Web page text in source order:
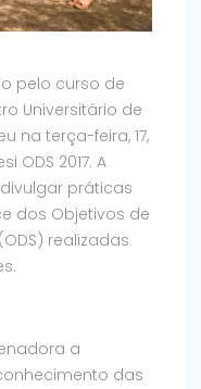
pelo curso de
Universitário de
na terça-feira, 17,
ODS 2017. A
práticas
dos Objetivos de
realizadas
a
das